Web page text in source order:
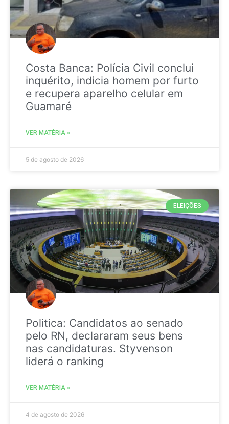
Costa Banca: Polícia Civil conclui
inquérito, indicia homem por furto
e recupera aparelho celular em
Guamaré
VER MATÉRIA »
5 de agosto de 2026
ELEIÇÕES
Politica: Candidatos ao senado
pelo RN, declararam seus bens
nas candidaturas. Styvenson
liderá o ranking
VER MATÉRIA »
4 de agosto de 2026